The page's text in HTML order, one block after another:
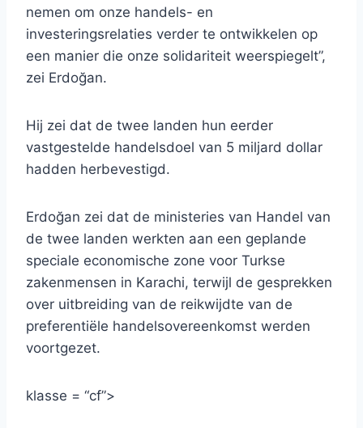
nemen om onze handels- en
investeringsrelaties verder te ontwikkelen op
een manier die onze solidariteit weerspiegelt”,
zei Erdoğan.
Hij zei dat de twee landen hun eerder
vastgestelde handelsdoel van 5 miljard dollar
hadden herbevestigd.
Erdoğan zei dat de ministeries van Handel van
de twee landen werkten aan een geplande
speciale economische zone voor Turkse
zakenmensen in Karachi, terwijl de gesprekken
over uitbreiding van de reikwijdte van de
preferentiële handelsovereenkomst werden
voortgezet.
klasse = “cf”>